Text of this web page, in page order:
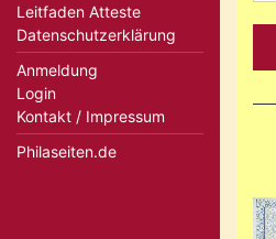
Leitfaden Atteste
Datenschutzerklärung
Anmeldung
Login
Kontakt / Impressum
Philaseiten.de